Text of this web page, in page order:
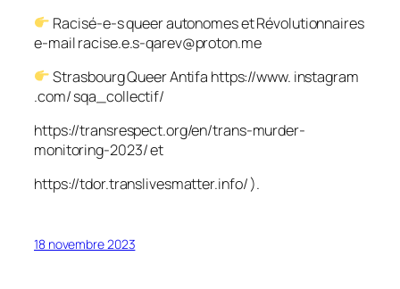
Racisé-e-s queer autonomes et Révolutionnaires
e-mail racise.e.s-qarev@proton.me
Strasbourg Queer Antifa https://www. instagram
.com/ sqa_collectif/
https://transrespect.org/en/trans-murder-
monitoring-2023/ et
https://tdor.translivesmatter.info/ ).
18 novembre 2023